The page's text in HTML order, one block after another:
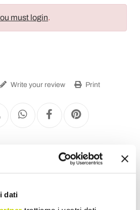
dati
must login.
Write your review Print
standing Bathtubs